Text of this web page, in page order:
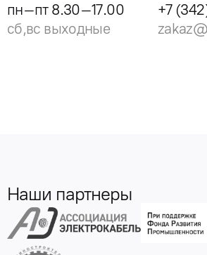
пн–пт 8.30–17.00
сб,вс выходные
+7
Наши партнеры